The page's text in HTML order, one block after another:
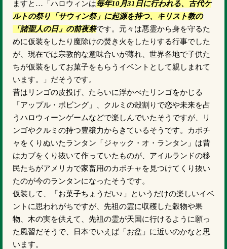
ますと…「ハロウィンは毎年10月31日に行われる、古代ケ
ルトの祭り「サウィン祭」に起源を持つ、キリスト教の
「諸聖人の日」の前夜祭です。元々は悪霊から身を守るた
めに仮装をしたり魔除けの焚き火をしたりする行事でした
が、現在では宗教的な意味合いが薄れ、世界各地で子供た
ちが仮装をしてお菓子をもらうイベントとして親しまれて
います。」だそうです。
昔はリンゴの皮投げ、たらいに浮かべたリンゴをかじる
「アップル・ボビング」、クルミの殻割りで恋や未来を占
うハロウィーンゲームなどで楽しんでいたそうですが、リ
ンゴやクルミの持つ豊穣力からきているそうです。カボチ
ャをくりぬいたランタン「ジャック・オ・ランタン」は昔
はカブをくり抜いて作っていたものが、アイルランドの移
民たちがアメリカで家畜用のカボチャを見つけてくり抜い
たのが今のランタンになったそうです。
仮装して、「お菓子ちょうだい♪」というだけの楽しいイベ
ントに思われがちですが、先祖の霊に収穫した穀物や果
物、木の実を供えて、先祖の霊が天国に行けるように願っ
た風習だそうで、日本でいえば「お盆」に近いのかなと思
います。